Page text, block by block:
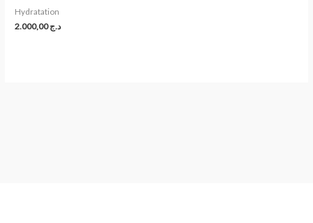
Hydratation
د.ج2.000,00